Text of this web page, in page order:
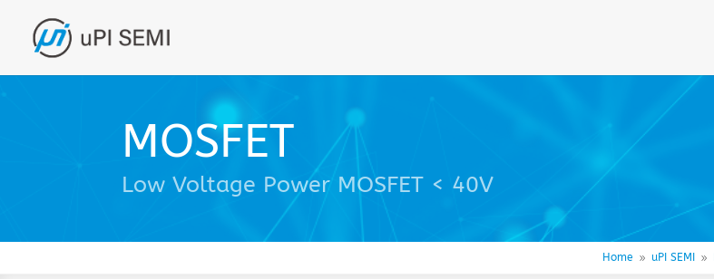
MOSFET
Low Voltage Power MOSFET < 40V
Home 9 uPI SEMI 9